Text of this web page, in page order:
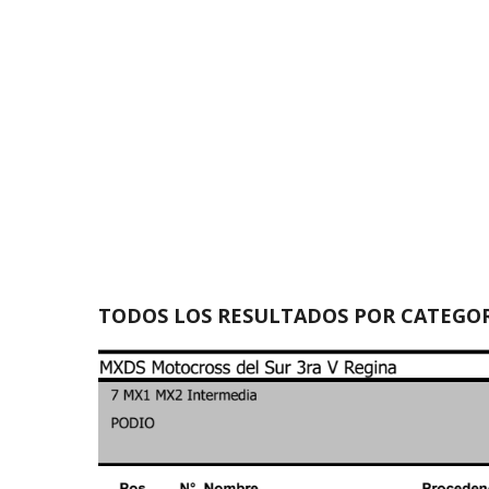
TODOS LOS RESULTADOS POR